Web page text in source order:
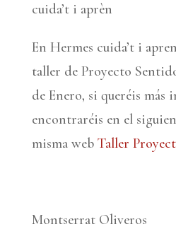
cuida’t i aprèn
En Hermes cuida’t i
taller de Proyecto
de Enero, si queréis más
encontraréis en el
misma web Taller
Montserrat Oliveros